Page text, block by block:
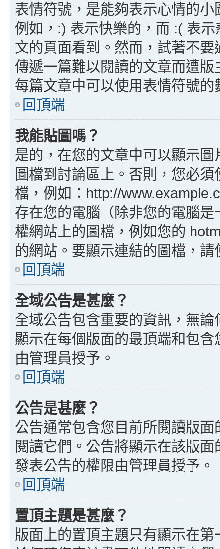
表情符號，是能夠表示心情的
例如，:) 表示快樂的，而 :( 表
文的頁面看到。然而，試著不
傳遞一篇難以閱讀的文章而遭
每篇文章中可以使用表情符號的
回頂端
我能貼圖嗎？
是的，在您的文章中可以顯示
圖檔到討論區上。否則，您必
檔，例如：http://
存在您的電腦（除非您的電腦
權網站上的圖檔，例如您的
的網站。要顯示連結的圖檔，
回頂端
全域公告是甚麼？
全域公告包含重要的資訊，無
顯示在每個版面的最頂端和包
由管理員授予。
回頂端
公告是甚麼？
公告通常包含您目前所閱讀版
閱讀它們。公告將顯示在該版
發表公告的權限由管理員授予。
回頂端
置頂主題是甚麼？
版面上的置頂主題只有顯示在